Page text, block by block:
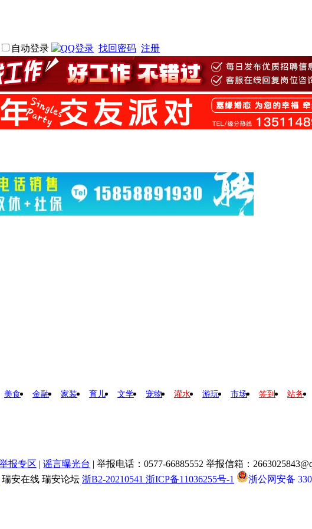
自动登录 找回密码 注册
美食 金融 家装 育儿 文学 宠物 灌水 游玩 市场 签到 站务
报专区 | 谣言曝光台 | 举报电话：0577-66885552 举报信箱：
瑞安在线 瑞安论坛 浙B2-20210541 浙ICP备11036255号-1 浙公网安备